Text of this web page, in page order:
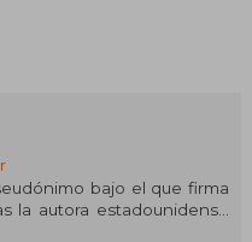
bajo el que firma
la autora estadounidense